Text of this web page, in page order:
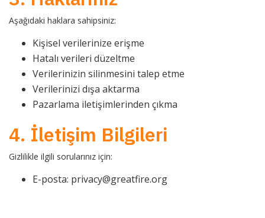
Aşağıdaki haklara sahipsiniz:
Kişisel verilerinize erişme
Hatalı verileri düzeltme
Verilerinizin silinmesini talep etme
Verilerinizi dışa aktarma
Pazarlama iletişimlerinden çıkma
4. İletişim Bilgileri
Gizlilikle ilgili sorularınız için:
E-posta: privacy@greatfire.org